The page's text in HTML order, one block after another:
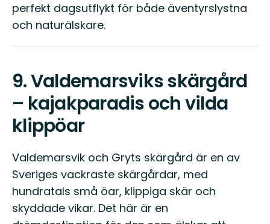
perfekt dagsutflykt för både äventyrslystna
och naturälskare.
9.Valdemarsviks skärgård
– kajakparadis och vilda
klippöar
Valdemarsvik och Gryts skärgård är en av
Sveriges vackraste skärgårdar, med
hundratals små öar, klippiga skär och
skyddade vikar. Det här är en